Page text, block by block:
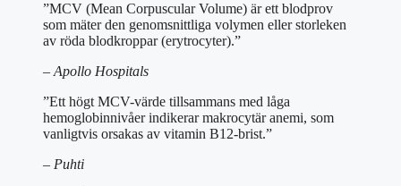
”MCV (Mean Corpuscular Volume) är ett blodprov
som mäter den genomsnittliga volymen eller storleken
av röda blodkroppar (erytrocyter).”
– Apollo Hospitals
”Ett högt MCV-värde tillsammans med låga
hemoglobinnivåer indikerar makrocytär anemi, som
vanligtvis orsakas av vitamin B12-brist.”
– Puhti